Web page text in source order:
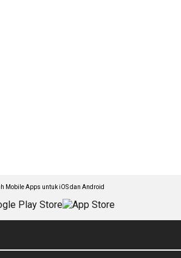
Mobile Apps untuk iOS dan Android